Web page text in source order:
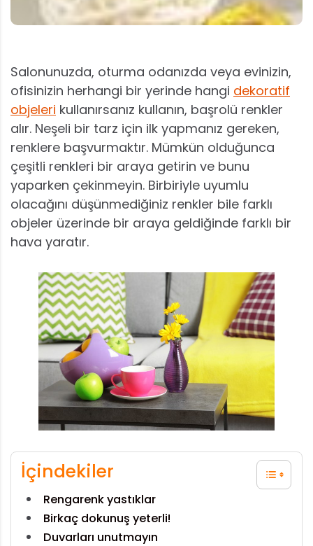
Salonunuzda, oturma odanızda veya evinizin,
ofisinizin herhangi bir yerinde hangi dekoratif
objeleri kullanırsanız kullanın, başrolü renkler
alır. Neşeli bir tarz için ilk yapmanız gereken,
renklere başvurmaktır. Mümkün olduğunca
çeşitli renkleri bir araya getirin ve bunu
yaparken çekinmeyin. Birbiriyle uyumlu
olacağını düşünmediğiniz renkler bile farklı
objeler üzerinde bir araya geldiğinde farklı bir
hava yaratır.
İçindekiler
Rengarenk yastıklar
Birkaç dokunuş yeterli!
Duvarları unutmayın